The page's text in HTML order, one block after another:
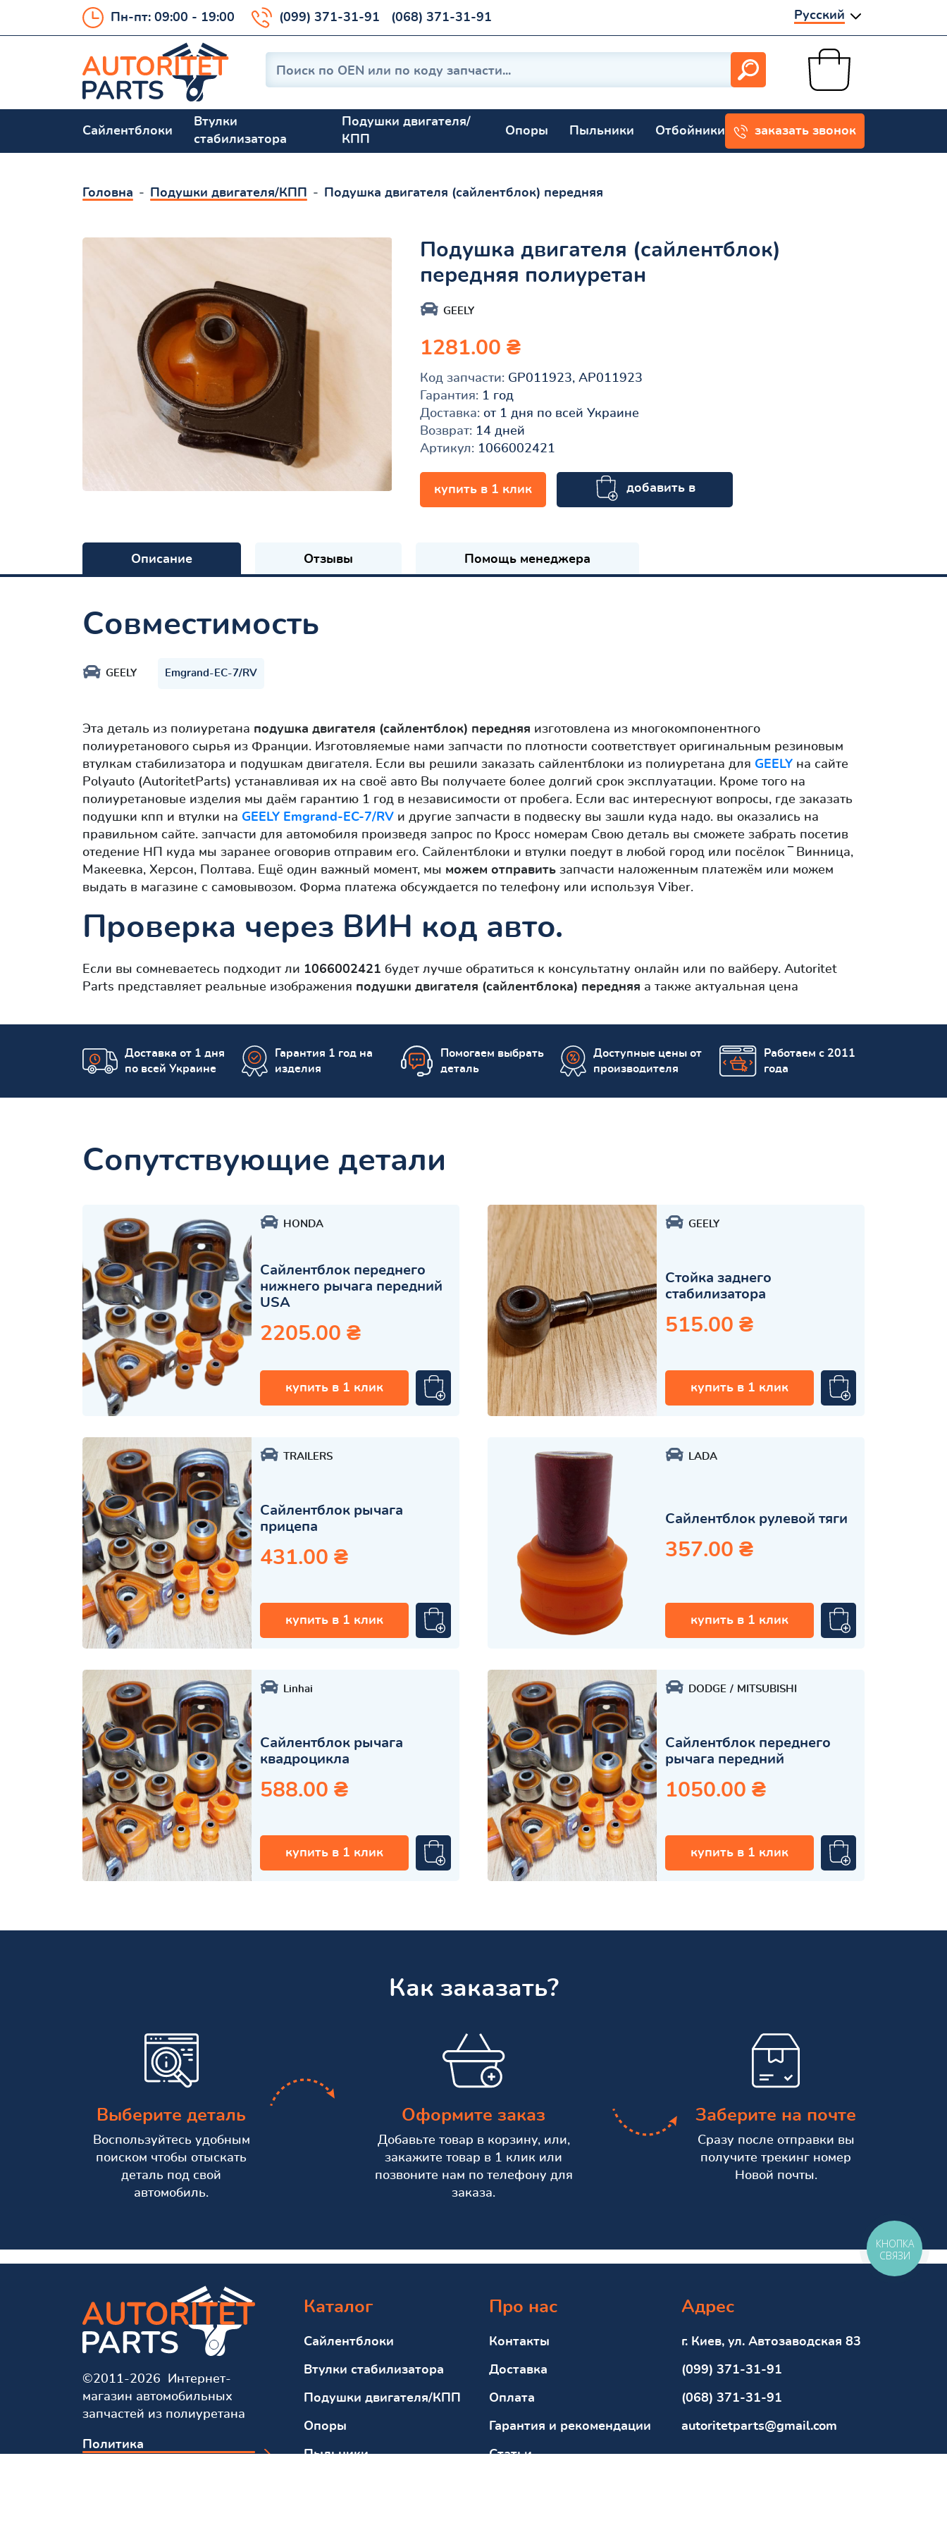
Пн-пт: 09:00 - 19:00 (099) 371-31-91 (068) 371-31-91 Русский
Сайлентблоки
Втулки
стабилизатора
Подушки двигателя/
КПП
Опоры Пыльники Отбойники заказать звонок
Головна Подушки двигателя/КПП Подушка двигателя (сайлентблок) передняя
Подушка двигателя (сайлентблок)
передняя полиуретан
GEELY
1281.00 ₴
Код запчасти: GP011923, AP011923
Гарантия: 1 год
Доставка: от 1 дня по всей Украине
Возврат: 14 дней
Артикул: 1066002421
купить в 1 клик
добавить в
корзину
Описание Отзывы Помощь менеджера
Совместимость
GEELY Emgrand-EC-7/RV
Эта деталь из полиуретана подушка двигателя (сайлентблок) передняя изготовлена из многокомпонентного
полиуретанового сырья из Франции. Изготовляемые нами запчасти по плотности соответствует оригинальным резиновым
втулкам стабилизатора и подушкам двигателя. Если вы решили заказать сайлентблоки из полиуретана для GEELY на сайте
Polyauto (AutoritetParts) устанавливая их на своё авто Вы получаете более долгий срок эксплуатации. Кроме того на
полиуретановые изделия мы даём гарантию 1 год в независимости от пробега. Если вас интереснуют вопросы, где заказать
подушки кпп и втулки на GEELY Emgrand-EC-7/RV и другие запчасти в подвеску вы зашли куда надо. вы оказались на
правильном сайте. запчасти для автомобиля произведя запрос по Кросс номерам Свою деталь вы сможете забрать посетив
отедение НП куда мы заранее оговорив отправим его. Сайлентблоки и втулки поедут в любой город или посёлок ‾ Винница,
Макеевка, Херсон, Полтава. Ещё один важный момент, мы можем отправить запчасти наложенным платежём или можем
выдать в магазине с самовывозом. Форма платежа обсуждается по телефону или используя Viber.
Проверка через ВИН код авто.
Если вы сомневаетесь подходит ли 1066002421 будет лучше обратиться к консультатну онлайн или по вайберу. Autoritet
Parts представляет реальные изображения подушки двигателя (сайлентблокa) передняя а также актуальная цена
Доставка от 1 дня
по всей Украине
Гарантия 1 год на
изделия
Помогаем выбрать
деталь
Доступные цены от
производителя
Работаем с 2011
года
Сопутствующие детали
HONDA
Сайлентблок переднего
нижнего рычага передний
USA
2205.00 ₴
купить в 1 клик
GEELY
Стойка заднего
стабилизатора
515.00 ₴
купить в 1 клик
TRAILERS
Сайлентблок рычага
прицепа
431.00 ₴
купить в 1 клик
LADA
Сайлентблок рулевой тяги
357.00 ₴
купить в 1 клик
Linhai
Сайлентблок рычага
квадроцикла
588.00 ₴
купить в 1 клик
DODGE MITSUBISHI
Сайлентблок переднего
рычага передний
1050.00 ₴
купить в 1 клик
Как заказать?
Выберите деталь
Воспользуйтесь удобным
поиском чтобы отыскать
деталь под свой
автомобиль.
Оформите заказ
Добавьте товар в корзину, или,
закажите товар в 1 клик или
позвоните нам по телефону для
заказа.
Заберите на почте
Сразу после отправки вы
получите трекинг номер
Новой почты.
©2011-2026 Интернет-
магазин автомобильных
запчастей из полиуретана
Политика
Каталог
Сайлентблоки
Втулки стабилизатора
Подушки двигателя/КПП
Опоры
Пыльники
Про нас
Контакты
Доставка
Оплата
Гарантия и рекомендации
Статьи
Адрес
г. Киев, ул. Автозаводская 83
(099) 371-31-91
(068) 371-31-91
autoritetparts@gmail.com
КНОПКА
СВЯЗИ